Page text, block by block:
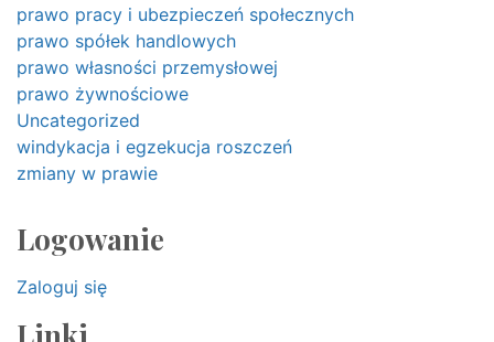
prawo pracy i ubezpieczeń społecznych
prawo spółek handlowych
prawo własności przemysłowej
prawo żywnościowe
Uncategorized
windykacja i egzekucja roszczeń
zmiany w prawie
Logowanie
Zaloguj się